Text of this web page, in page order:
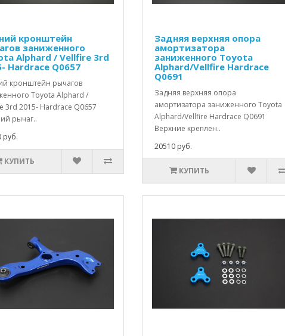
кронштейн
заниженного
Alphard / Vellfire 3rd
Hardrace Q0657
кронштейн рычагов
Toyota Alphard /
3rd 2015- Hardrace Q0657
рычаг..
руб.
КУПИТЬ
Задняя верхняя опора
амортизатора
заниженного Toyota
Alphard/Vellfire Hardrace
Q0691
Задняя верхняя опора
амортизатора заниженного Toyota
Alphard/Vellfire Hardrace Q0691
Верхние креплен..
20510 руб.
КУПИТЬ